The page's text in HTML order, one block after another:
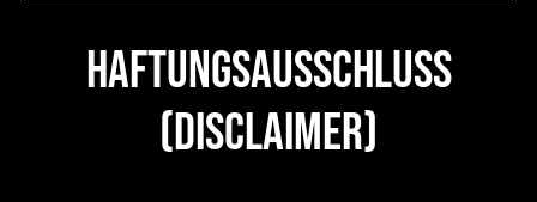
Haftungsausschluss
(Disclaimer)